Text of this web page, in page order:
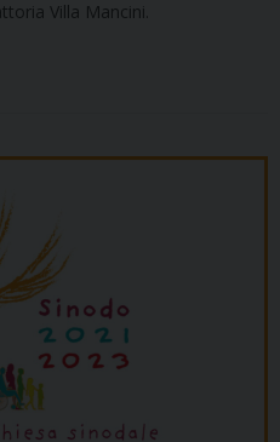
Villa Mancini.